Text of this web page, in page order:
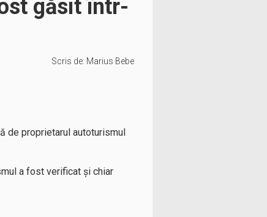
găsit într-
Scris de: Marius Bebe
de proprietarul autoturismul
a fost verificat și chiar